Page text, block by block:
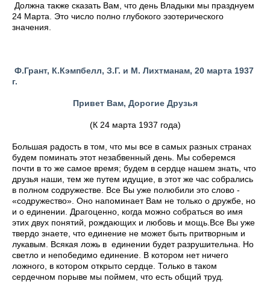
Должна также сказать Вам, что день Владыки мы празднуем
24 Марта. Это число полно глубокого эзотерического
значения.
Ф.Грант, К.Кэмпбелл, З.Г. и М. Лихтманам, 20 марта 1937
г.
Привет Вам, Дорогие Друзья
(К 24 марта 1937 года)
Большая радость в том, что мы все в самых разных странах
будем поминать этот незабвенный день. Мы соберемся
почти в то же самое время; будем в сердце нашем знать, что
друзья наши, тем же путем идущие, в этот же час собрались
в полном содружестве. Все Вы уже полюбили это слово -
«содружество». Оно напоминает Вам не только о дружбе, но
и о единении. Драгоценно, когда можно собраться во имя
этих двух понятий, рождающих и любовь и мощь.Все Вы уже
твердо знаете, что единение не может быть притворным и
лукавым. Всякая ложь в единении будет разрушительна. Но
светло и непобедимо единение. В котором нет ничего
ложного, в котором открыто сердце. Только в таком
сердечном порыве мы поймем, что есть общий труд.